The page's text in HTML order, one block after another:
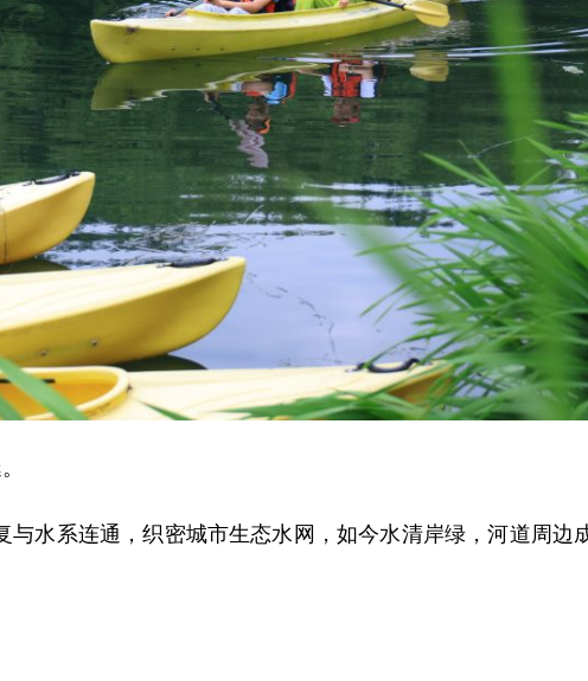
水系连通，织密城市生态水网，如今水清岸绿，河道周边